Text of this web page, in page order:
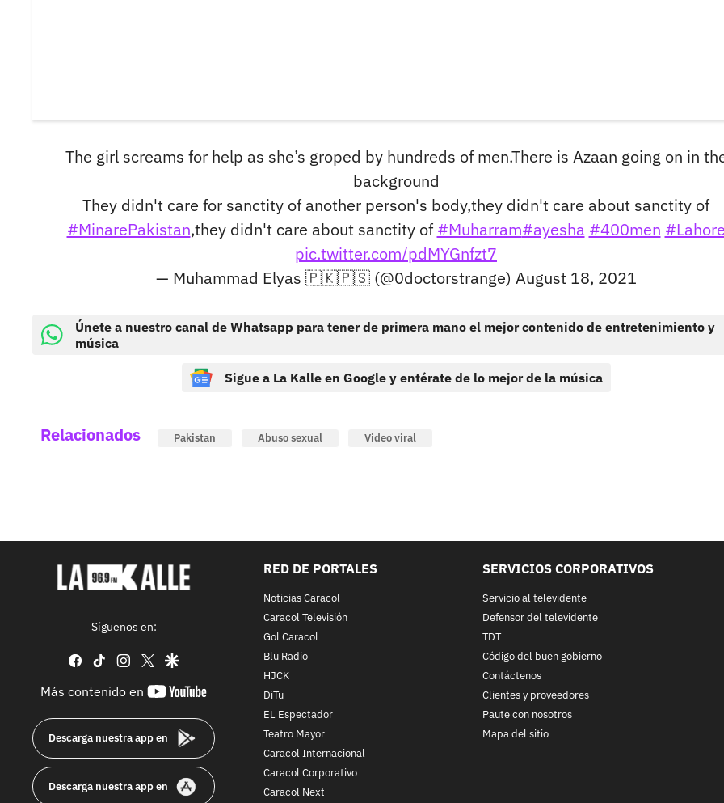
The girl screams for help as she’s groped by hundreds of men.There is Azaan going on in
background
They didn't care for sanctity of another person's body,they didn't care about sanctity of
#MinarePakistan,they didn't care about sanctity of #Muharram#ayesha #400men
pic.twitter.com/pdMYGnfzt7
— Muhammad Elyas 🇵🇰🇵🇸 (@0doctorstrange) August 18, 2021
Únete a nuestro canal de Whatsapp para tener de primera mano el mejor contenido de entretenimiento y
música
Sigue a La Kalle en Google y entérate de lo mejor de la música
Relacionados Pakistan Abuso sexual Video viral
Síguenos en:
facebook
tiktok instagram
twittergoogle
Más contenido en
youtube-
Descarga nuestra app en
Descarga nuestra app en
RED DE PORTALES
Noticias Caracol
Caracol Televisión
Gol Caracol
Blu Radio
HJCK
DiTu
EL Espectador
Teatro Mayor
Caracol Internacional
Caracol Corporativo
Caracol Next
SERVICIOS CORPORATIVOS
Servicio al televidente
Defensor del televidente
TDT
Código del buen gobierno
Contáctenos
Clientes y proveedores
Paute con nosotros
Mapa del sitio